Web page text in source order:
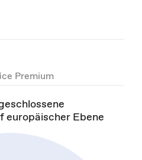
Premium
europäischer Ebene